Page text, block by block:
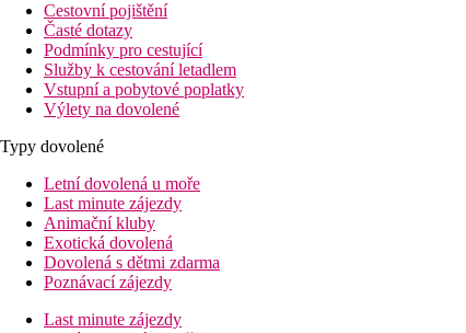
Cestovní pojištění
Časté dotazy
Podmínky pro cestující
Služby k cestování letadlem
Vstupní a pobytové poplatky
Výlety na dovolené
Typy dovolené
Letní dovolená u moře
Last minute zájezdy
Animační kluby
Exotická dovolená
Dovolená s dětmi zdarma
Poznávací zájezdy
Last minute zájezdy